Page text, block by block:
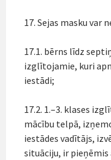
17. Sejas masku var
17.1. bērns līdz
izglītojamie, kuri
iestādi;
17.2. 1.–3. klases
mācību telpā,
iestādes vadītājs,
situāciju, ir